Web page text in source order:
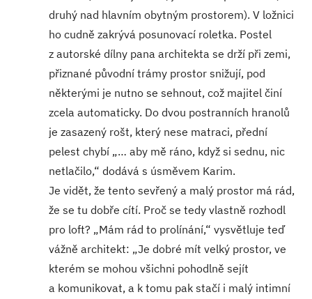
druhý nad hlavním obytným prostorem). V ložnici
ho cudně zakrývá posunovací roletka. Postel
z autorské dílny pana architekta se drží při zemi,
přiznané původní trámy prostor snižují, pod
některými je nutno se sehnout, což majitel činí
zcela automaticky. Do dvou postranních hranolů
je zasazený rošt, který nese matraci, přední
pelest chybí „… aby mě ráno, když si sednu, nic
netlačilo,“ dodává s úsměvem Karim.
Je vidět, že tento sevřený a malý prostor má rád,
že se tu dobře cítí. Proč se tedy vlastně rozhodl
pro loft? „Mám rád to prolínání,“ vysvětluje teď
vážně architekt: „Je dobré mít velký prostor, ve
kterém se mohou všichni pohodlně sejít
a komunikovat, a k tomu pak stačí i malý intimní